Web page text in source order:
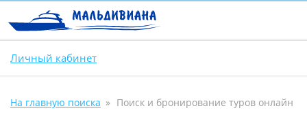
Личный кабинет
На главную поиска Поиск и бронирование туров онлайн